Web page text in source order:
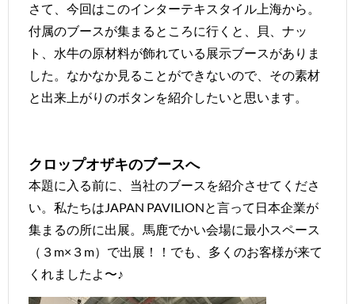
さて、今回はこのインターテキスタイル上海から。
付属のブースが集まるところに行くと、貝、ナッ
ト、水牛の原材料が飾れている展示ブースがありま
した。なかなか見ることができないので、その素材
と出来上がりのボタンを紹介したいと思います。
クロップオザキのブースへ
本題に入る前に、当社のブースを紹介させてくださ
い。私たちはJAPAN PAVILIONと言って日本企業が
集まるの所に出展。馬鹿でかい会場に最小スペース
（３m×３m）で出展！！でも、多くのお客様が来て
くれましたよ〜♪